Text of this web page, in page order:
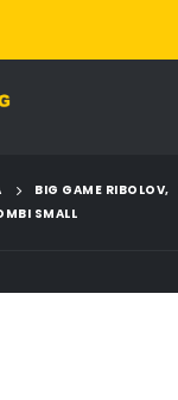
BIG GAME RIBOLOV,
SMALL